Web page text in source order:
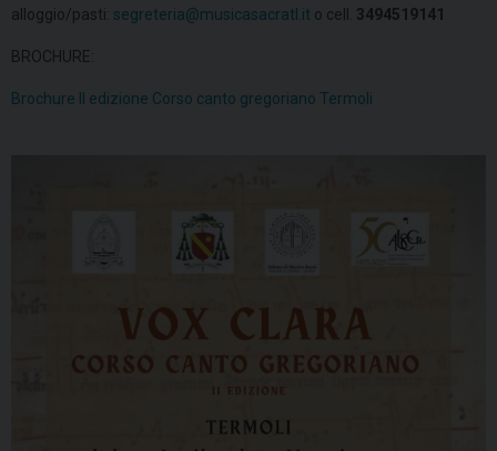
alloggio/pasti: segreteria@musicasacratl.it o cell. 3494519141
BROCHURE:
Brochure II edizione Corso canto gregoriano Termoli